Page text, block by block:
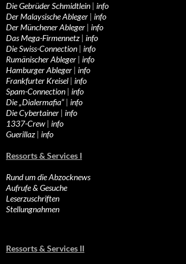
Die Gebrüder Schmidtlein | info
Der Malaysische Ableger | info
Der Münchener Ableger | info
Das Mega-Firmennetz | info
Die Swiss-Connection | info
Rumänischer Ableger | info
Hamburger Ableger | info
Frankfurter Kreisel | info
Spam-Connection | info
Die „Dialermafia“ | info
Die Cybertainer | info
1337-Crew | info
Guerillaz | info
Ressorts & Services I
Rund um die Abzocknews
Aufrufe & Gesuche
Leserzuschriften
Stellungnahmen
Ressorts & Services II